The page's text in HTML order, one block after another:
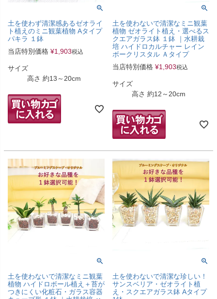
土を使わず清潔感あるゼオライ
ト植えのミニ観葉植物 Aタイプ
パキラ １鉢
当店特別価格 ¥1,903税込
サイズ
高さ 約13～20cm
土を使わないで清潔なミニ観葉
植物 ゼオライト植え・選べるス
クエアガラス鉢 １鉢 ｜水耕栽
培 ハイドロカルチャー レイン
ボークリスタル Ａタイプ
当店特別価格 ¥1,903税込
サイズ
高さ 約12～20cm
土を使わないで清潔なミニ観葉
植物 ハイドロボール植え＋苔が
つきにくい化粧石・ガラス容器
土を使わないで清潔な珍しい！
サンスベリア・ゼオライト植
え・スクエアガラス鉢 Aタイプ